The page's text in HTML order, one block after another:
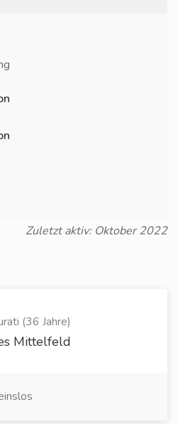
Zuletzt aktiv: Oktober 2022
(36 Jahre)
Mittelfeld